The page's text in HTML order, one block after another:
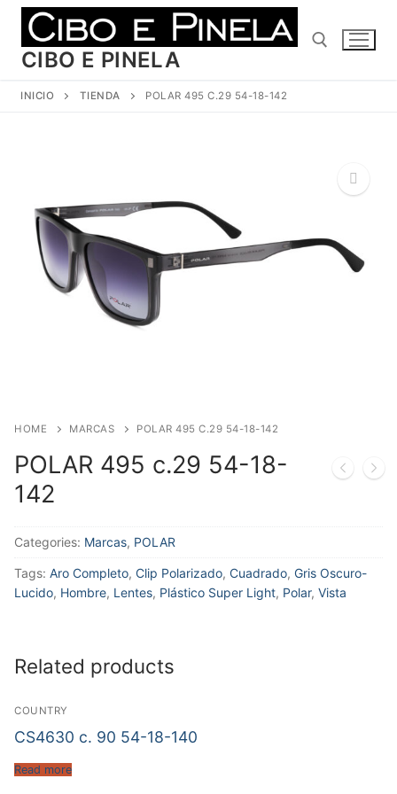
contenido
CIBO E PINELA
INICIO TIENDA POLAR 495 C.29 54-18-142
HOME MARCAS POLAR 495 C.29 54-18-142
POLAR 495 c.29 54-18-
142
Categories: Marcas, POLAR
Tags: Aro Completo, Clip Polarizado, Cuadrado, Gris Oscuro-
Lucido, Hombre, Lentes, Plástico Super Light, Polar, Vista
Related products
COUNTRY
CS4630 c. 90 54-18-140
Read more